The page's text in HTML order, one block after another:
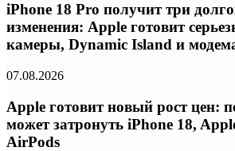
iPhone 18 Pro получит три
изменения: Apple готовит
камеры, Dynamic Island и
07.08.2026
Apple готовит новый рост цен:
может затронуть iPhone 18,
AirPods